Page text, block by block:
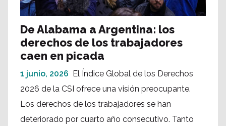
De Alabama a Argentina: los
derechos de los trabajadores
caen en picada
1 junio, 2026
El Índice Global de los Derechos
2026 de la CSI ofrece una visión preocupante.
Los derechos de los trabajadores se han
deteriorado por cuarto año consecutivo. Tanto